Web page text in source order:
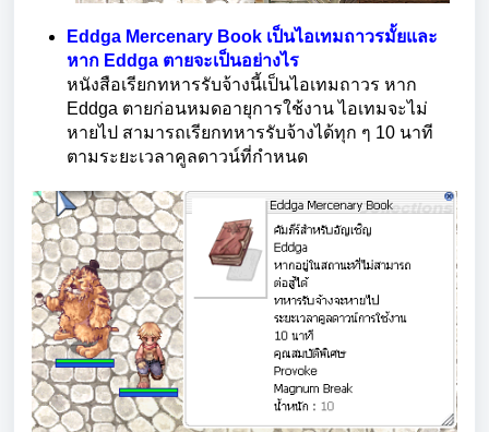
Eddga Mercenary Book เป็นไอเทมถาวรมั้ยและ
หาก Eddga ตายจะเป็นอย่างไร
หนังสือเรียกทหารรับจ้างนี้เป็นไอเทมถาวร หาก
Eddga ตายก่อนหมดอายุการใช้งาน ไอเทมจะไม่
หายไป สามารถเรียกทหารรับจ้างได้ทุก ๆ 10 นาที
ตามระยะเวลาคูลดาวน์ที่กำหนด